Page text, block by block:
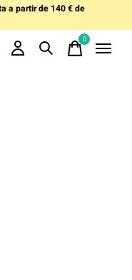
a partir de 140 € de
0items